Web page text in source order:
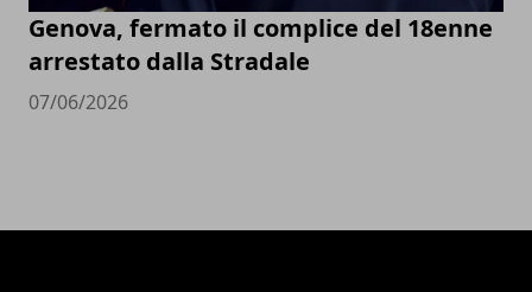
Genova, fermato il complice del 18enne
arrestato dalla Stradale
07/06/2026